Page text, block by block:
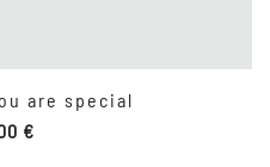
are special
€